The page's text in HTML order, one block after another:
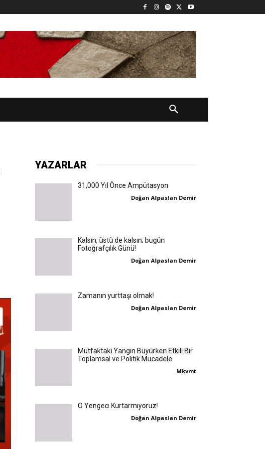
YAZARLAR
31,000 Yıl Önce Ampütasyon
Doğan Alpaslan Demir
Kalsın, üstü de kalsın; bugün
Fotoğrafçılık Günü!
Doğan Alpaslan Demir
Zamanın yurttaşı olmak!
Doğan Alpaslan Demir
Mutfaktaki Yangın Büyürken Etkili Bir
Toplamsal ve Politik Mücadele
Mkvmt
O Yengeci Kurtarmıyoruz!
Doğan Alpaslan Demir